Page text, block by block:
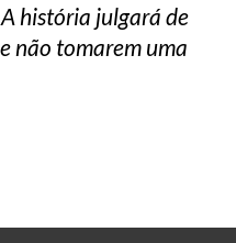
história julgará de
não tomarem uma